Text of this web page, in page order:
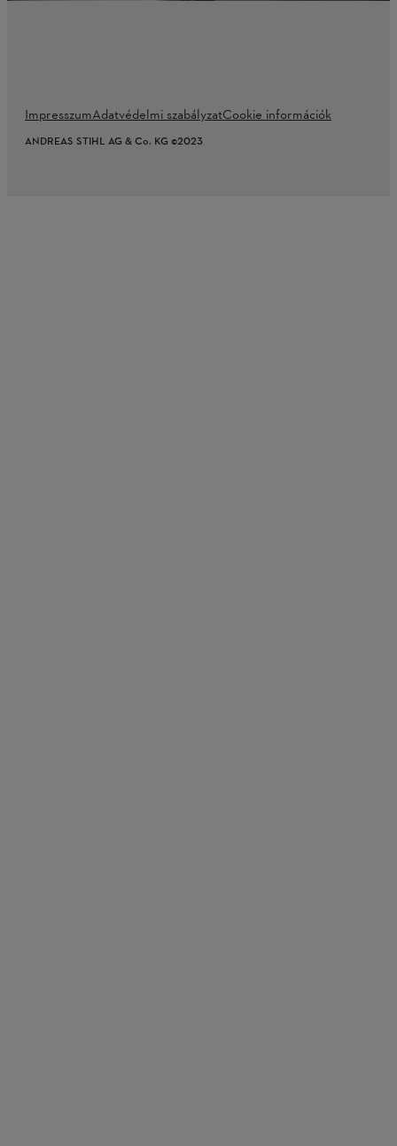
ImpresszumAdatvédelmi szabályzatCookie információk
ANDREAS STIHL AG & Co. KG ©2023